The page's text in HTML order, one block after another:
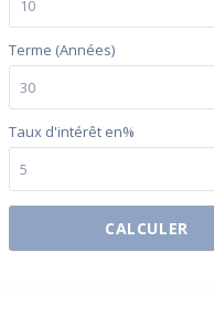
Terme (Années)
Taux d'intérêt en%
CALCULER
$500 / month